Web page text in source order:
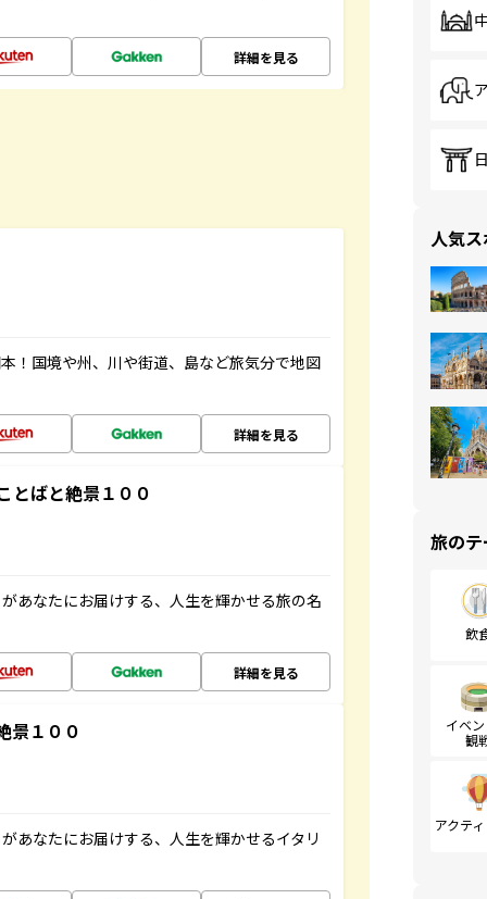
詳細を見る
！国境や州、川や街道、島など旅気分で地図
詳細を見る
とばと絶景１００
あなたにお届けする、人生を輝かせる旅の名
詳細を見る
景１００
あなたにお届けする、人生を輝かせるイタリ
人気
旅の
飲
イベ
観
アクテ